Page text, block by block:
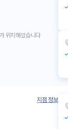
위치해있습니다
지점 정보